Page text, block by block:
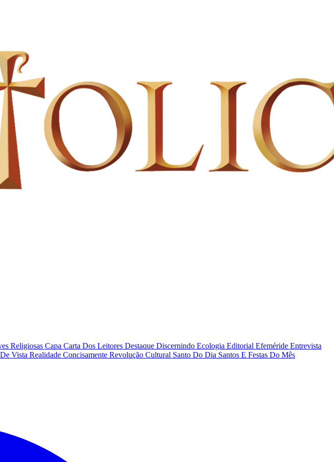
Religiosas Capa Carta Dos Leitores Destaque Discernindo Ecologia Editorial Efeméride Entrevista
Vista Realidade Concisamente Revolução Cultural Santo Do Dia Santos E Festas Do Mês